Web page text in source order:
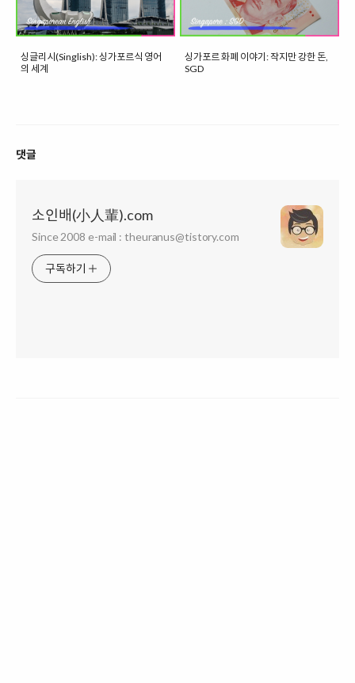
싱글리시(Singlish): 싱가포르식 영어
의 세계
싱가포르 화폐 이야기: 작지만 강한 돈,
SGD
댓글
소인배(小人輩).com
Since 2008 e-mail : theuranus@tistory.com
구독하기